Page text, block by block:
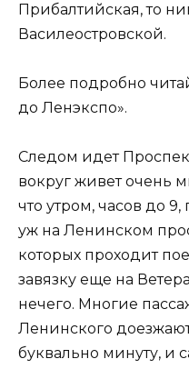
Прибалтийская, то
Василеостровской.
Более подробно
до Ленэкспо».
Следом идет
вокруг живет очень
что утром, часов до
уж на Ленинском
которых проходит
завязку еще на
нечего. Многие
Ленинского
буквально минуту, и